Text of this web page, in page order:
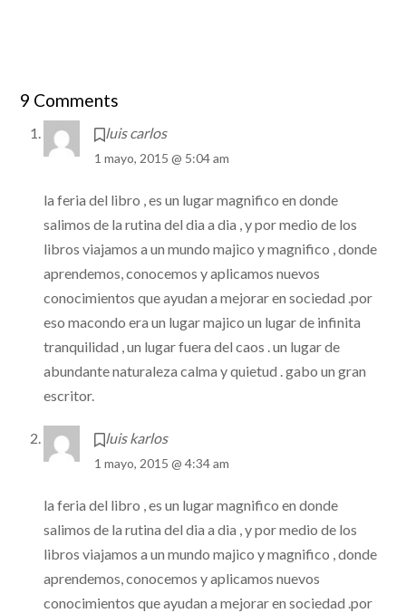
9 Comments
luis carlos
1 mayo, 2015 @ 5:04 am
la feria del libro , es un lugar magnifico en donde
salimos de la rutina del dia a dia , y por medio de los
libros viajamos a un mundo majico y magnifico , donde
aprendemos, conocemos y aplicamos nuevos
conocimientos que ayudan a mejorar en sociedad .por
eso macondo era un lugar majico un lugar de infinita
tranquilidad , un lugar fuera del caos . un lugar de
abundante naturaleza calma y quietud . gabo un gran
escritor.
luis karlos
1 mayo, 2015 @ 4:34 am
la feria del libro , es un lugar magnifico en donde
salimos de la rutina del dia a dia , y por medio de los
libros viajamos a un mundo majico y magnifico , donde
aprendemos, conocemos y aplicamos nuevos
conocimientos que ayudan a mejorar en sociedad .por